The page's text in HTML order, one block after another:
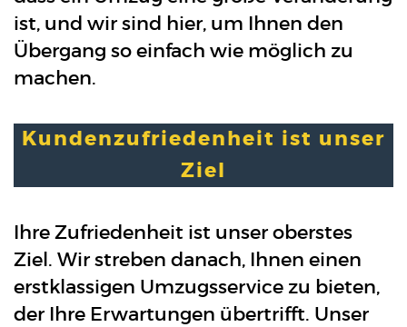
ist, und wir sind hier, um Ihnen den
Übergang so einfach wie möglich zu
machen.
Kundenzufriedenheit ist unser
Ziel
Ihre Zufriedenheit ist unser oberstes
Ziel. Wir streben danach, Ihnen einen
erstklassigen Umzugsservice zu bieten,
der Ihre Erwartungen übertrifft. Unser